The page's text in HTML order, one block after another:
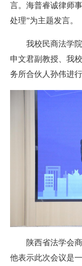
言。海普睿诚律师
处理”为主题发言。
我校民商法学
申文君副教授、 我校
务所合伙人孙伟进
陕西省法学会
他表示此次会议是